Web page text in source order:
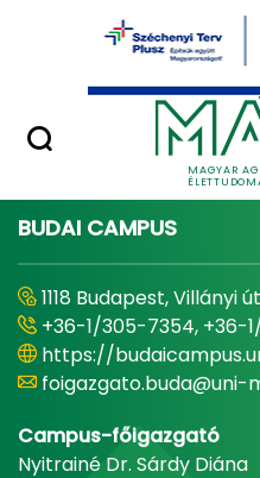
Ugrás a fő tartalomhoz
MAGYAR
Minőségügy
Home -
BUDAI CAMPUS
1118 Budapest, Villányi
+36-1/305-7354, +36-
https://
foigazgato.buda@uni-
Campus-főigazgató
Nyitrainé Dr. Sárdy Diána